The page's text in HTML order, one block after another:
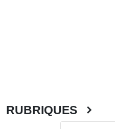
RUBRIQUES